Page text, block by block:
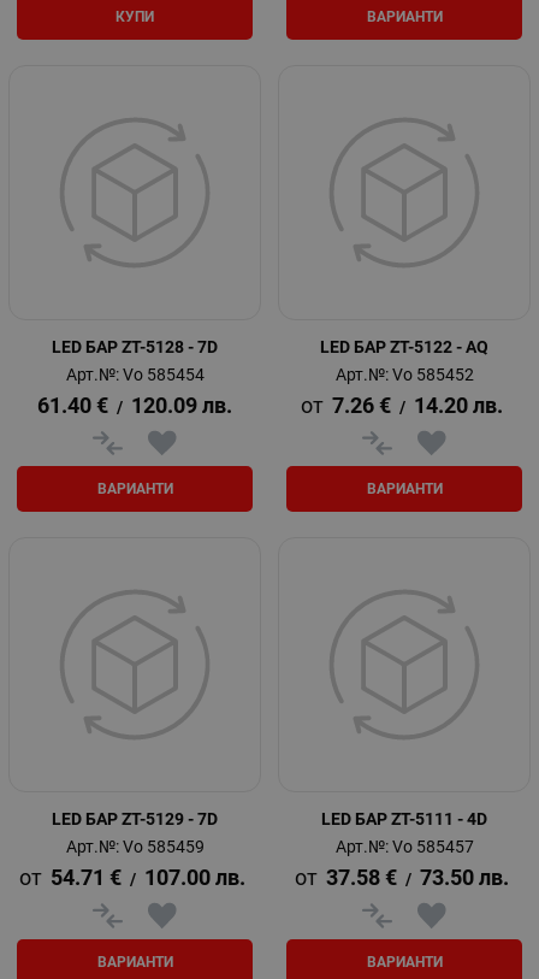
КУПИ ВАРИАНТИ
LED БАР ZT-5128 - 7D
Арт.№: Vo 585454
61.40 € / 120.09 лв.
ВАРИАНТИ
LED БАР ZT-5122 - AQ
Арт.№: Vo 585452
7.26 € / 14.20 лв.
ВАРИАНТИ
LED БАР ZT-5129 - 7D
Арт.№: Vo 585459
54.71 € / 107.00 лв.
ВАРИАНТИ
LED БАР ZT-5111 - 4D
Арт.№: Vo 585457
37.58 € / 73.50 лв.
ВАРИАНТИ